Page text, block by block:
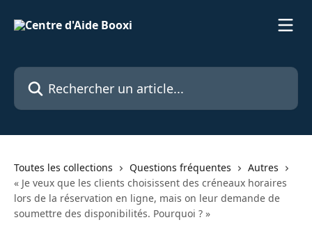
Rechercher un article...
Toutes les collections Questions fréquentes
Autres
« Je veux que les clients choisissent des créneaux horaires
lors de la réservation en ligne, mais on leur demande de
soumettre des disponibilités. Pourquoi ? »